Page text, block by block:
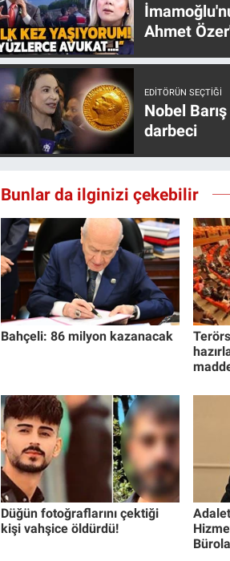
Ahmet
EDITÖRÜN SEÇTIĞI
Nobel
darbeci
Bunlar da ilginizi çekebilir
Bahçeli: 86 milyon kazanacak
Düğün fotoğraflarını çektiği
kişi vahşice öldürdü!